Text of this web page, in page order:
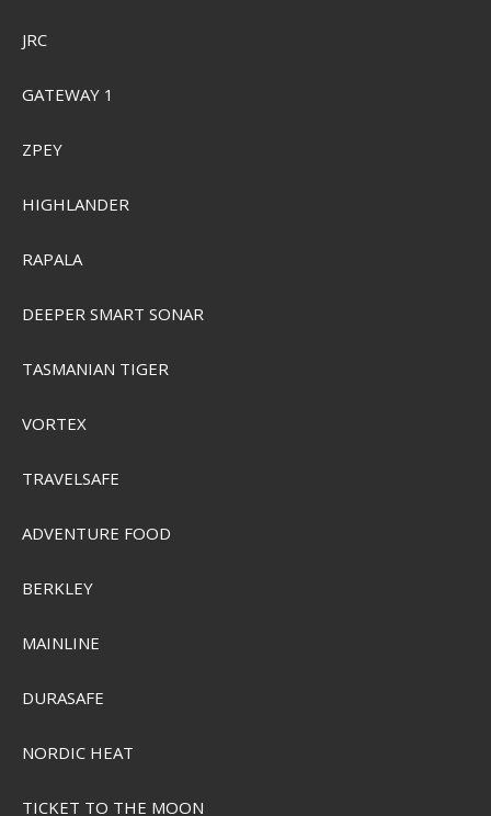
Camelbak Thrive Chug Drikkeflaske 0,6L
SEK 249,00
JRC
GATEWAY 1
ZPEY
HIGHLANDER
RAPALA
DEEPER SMART SONAR
TASMANIAN TIGER
VORTEX
TRAVELSAFE
ADVENTURE FOOD
BERKLEY
MAINLINE
DURASAFE
NORDIC HEAT
TICKET TO THE MOON